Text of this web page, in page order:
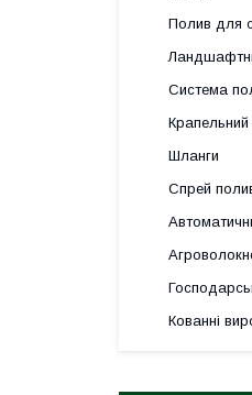
Полив для
Система
Крапельний
Шланги
Спрей
Кованні